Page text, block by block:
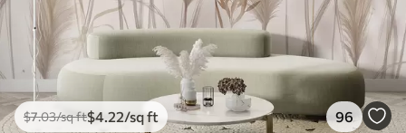
$7.03/sq ft$4 .22/sq ft 96